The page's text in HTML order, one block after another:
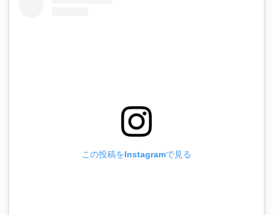
この投稿をInstagramで見る